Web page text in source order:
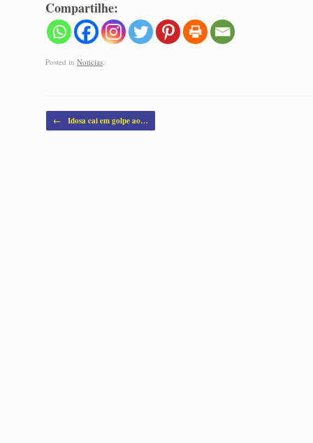
Compartilhe:
Posted in Noticias.
Post navigation
← Idosa cai em golpe ao…